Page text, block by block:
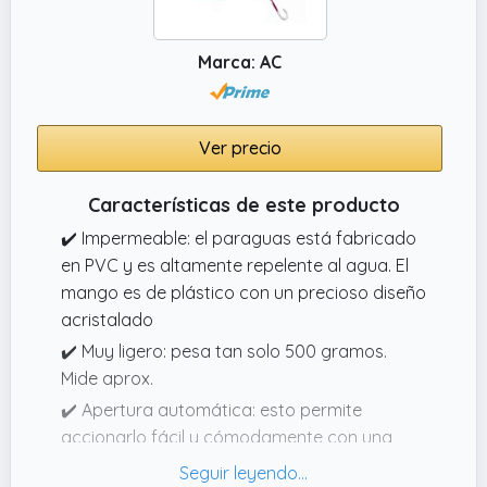
Marca: AC
Ver precio
Características de este producto
✔️ Impermeable: el paraguas está fabricado
en PVC y es altamente repelente al agua. El
mango es de plástico con un precioso diseño
acristalado
✔️ Muy ligero: pesa tan solo 500 gramos.
Mide aprox.
✔️ Apertura automática: esto permite
accionarlo fácil y cómodamente con una
sola mano. Presiona el botón y en un